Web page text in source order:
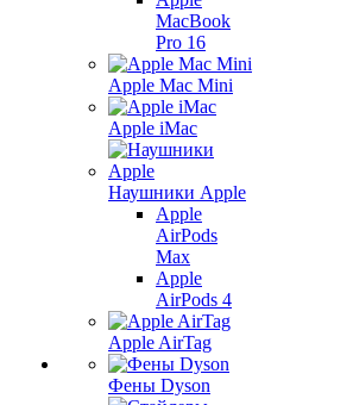
MacBook
Pro 16
Apple Mac Mini
Apple iMac
Наушники Apple
Apple
AirPods
Max
Apple
AirPods 4
Apple AirTag
Фены Dyson